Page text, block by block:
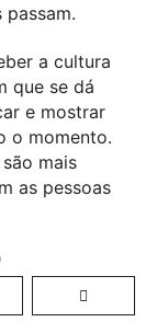
passam.
a cultura
que se dá
e mostrar
o momento.
mais
as pessoas